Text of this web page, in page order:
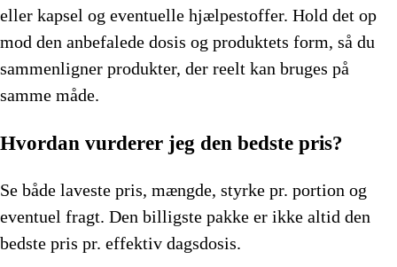
eller kapsel og eventuelle hjælpestoffer. Hold det op
mod den anbefalede dosis og produktets form, så du
sammenligner produkter, der reelt kan bruges på
samme måde.
Hvordan vurderer jeg den bedste pris?
Se både laveste pris, mængde, styrke pr. portion og
eventuel fragt. Den billigste pakke er ikke altid den
bedste pris pr. effektiv dagsdosis.